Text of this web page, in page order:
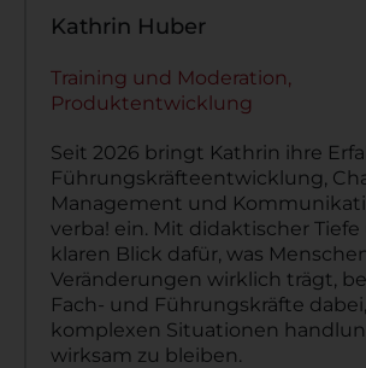
Kathrin Huber
Training und Moderation,
Produktentwicklung
Seit 2026 bringt Kathrin ihre
Führungskräfteentwicklung,
Management und
verba! ein. Mit didaktischer
klaren Blick dafür, was
Veränderungen wirklich trägt,
Fach- und Führungskräfte
komplexen Situationen
wirksam zu bleiben.